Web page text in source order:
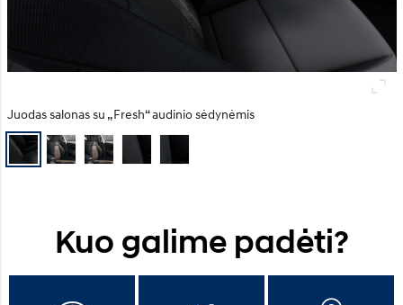
Juodas salonas su „Fresh“ audinio sėdynėmis
Kuo galime padėti?